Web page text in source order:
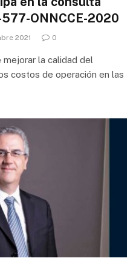
ONNCCE-2020
2021 0
mejorar la calidad del
costos de operación en las